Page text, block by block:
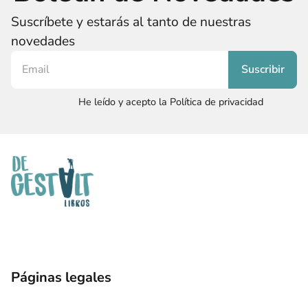
Suscríbete y estarás al tanto de nuestras
novedades
He leído y acepto la Política de privacidad
Páginas legales